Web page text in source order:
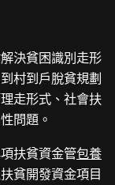
決貧困識別走形
村到戶脫貧規劃
走形式、社會扶
問題。
扶貧資金管包養
貧開發資金項目